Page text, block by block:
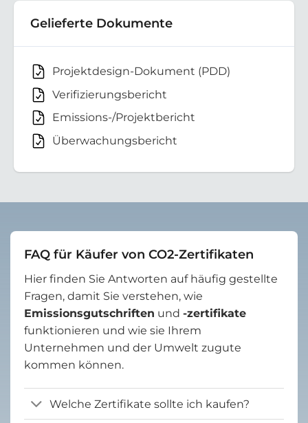
Gelieferte Dokumente
Projektdesign-Dokument (PDD)
Verifizierungsbericht
Emissions-/Projektbericht
Überwachungsbericht
FAQ für Käufer von CO2-Zertifikaten
Hier finden Sie Antworten auf häufig gestellte
Fragen, damit Sie verstehen, wie
Emissionsgutschriften und -zertifikate
funktionieren und wie sie Ihrem
Unternehmen und der Umwelt zugute
kommen können.
Welche Zertifikate sollte ich kaufen?